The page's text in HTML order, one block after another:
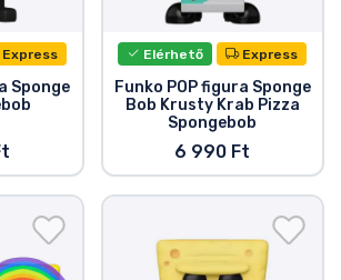
Sponge
Elérhető Express
Funko POP figura Sponge
Bob Krusty Krab Pizza
Spongebob
6 990 Ft